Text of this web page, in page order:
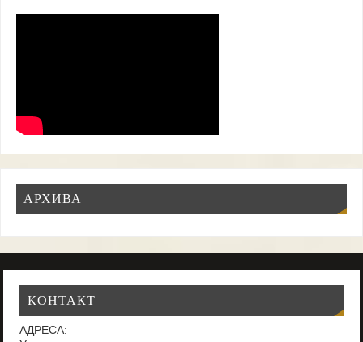
АРХИВА
КОНТАКТ
АДРЕСА: